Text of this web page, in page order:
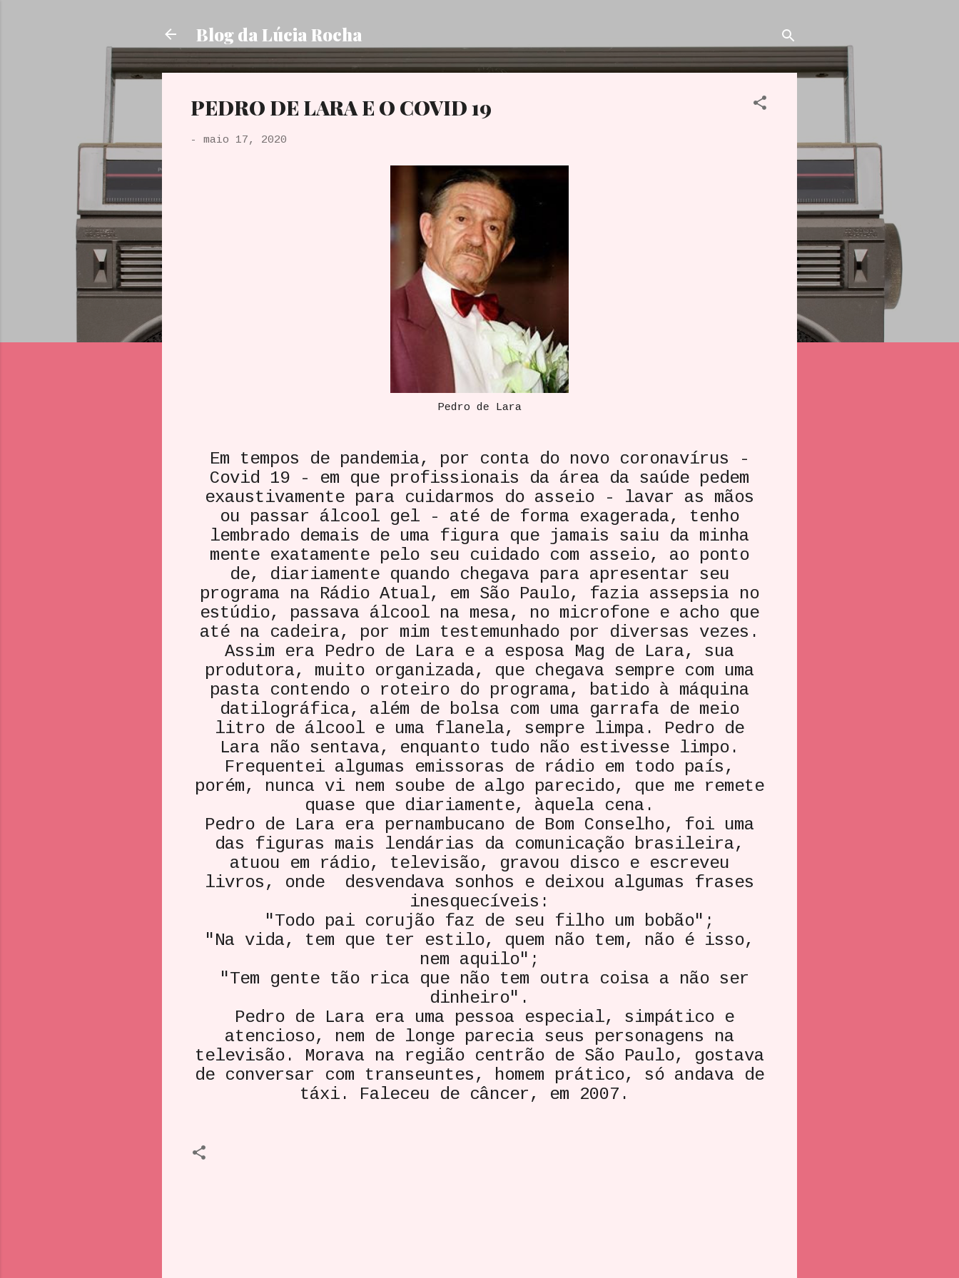
Blog da Lúcia Rocha
PEDRO DE LARA E O COVID 19
- maio 17, 2020
Pedro de Lara
Em tempos de pandemia, por conta do novo coronavírus -
Covid 19 - em que profissionais da área da saúde pedem
exaustivamente para cuidarmos do asseio - lavar as mãos
ou passar álcool gel - até de forma exagerada, tenho
lembrado demais de uma figura que jamais saiu da minha
mente exatamente pelo seu cuidado com asseio, ao ponto
de, diariamente quando chegava para apresentar seu
programa na Rádio Atual, em São Paulo, fazia assepsia no
estúdio, passava álcool na mesa, no microfone e acho que
até na cadeira, por mim testemunhado por diversas vezes.
Assim era Pedro de Lara e a esposa Mag de Lara, sua
produtora, muito organizada, que chegava sempre com uma
pasta contendo o roteiro do programa, batido à máquina
datilográfica, além de bolsa com uma garrafa de meio
litro de álcool e uma flanela, sempre limpa. Pedro de
Lara não sentava, enquanto tudo não estivesse limpo.
Frequentei algumas emissoras de rádio em todo país,
porém, nunca vi nem soube de algo parecido, que me remete
quase que diariamente, àquela cena.
Pedro de Lara era pernambucano de Bom Conselho, foi uma
das figuras mais lendárias da comunicação brasileira,
atuou em rádio, televisão, gravou disco e escreveu
livros, onde desvendava sonhos e deixou algumas frases
inesquecíveis:
"Todo pai corujão faz de seu filho um bobão";
"Na vida, tem que ter estilo, quem não tem, não é isso,
nem aquilo";
"Tem gente tão rica que não tem outra coisa a não ser
dinheiro".
Pedro de Lara era uma pessoa especial, simpático e
atencioso, nem de longe parecia seus personagens na
televisão. Morava na região centrão de São Paulo, gostava
de conversar com transeuntes, homem prático, só andava de
táxi. Faleceu de câncer, em 2007.